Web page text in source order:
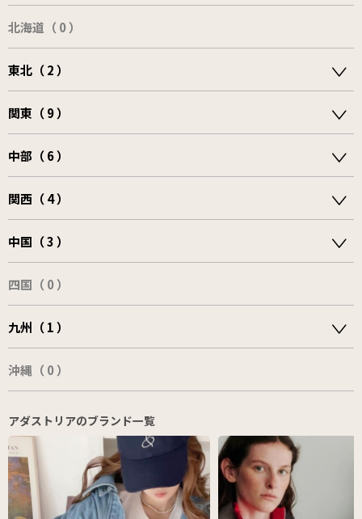
北海道（ 0 ）
東北（ 2 ）
関東（ 9 ）
中部（ 6 ）
関西（ 4 ）
中国（ 3 ）
四国（ 0 ）
九州（ 1 ）
沖縄（ 0 ）
アダストリアのブランド一覧